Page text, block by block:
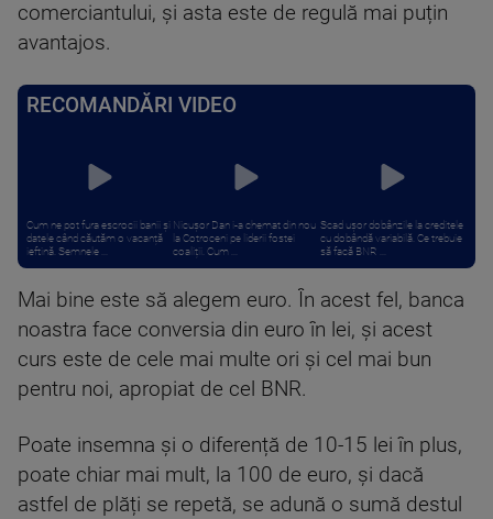
comerciantului, și asta este de regulă mai puțin
avantajos.
RECOMANDĂRI VIDEO
Cum ne pot fura escrocii banii și
datele când căutăm o vacanță
ieftină. Semnele ...
Nicușor Dan i-a chemat din nou
la Cotroceni pe liderii fostei
coaliții. Cum ...
Scad ușor dobânzile la creditele
cu dobândă variabilă. Ce trebuie
să facă BNR ...
Mai bine este să alegem euro. În acest fel, banca
noastra face conversia din euro în lei, și acest
curs este de cele mai multe ori și cel mai bun
pentru noi, apropiat de cel BNR.
Poate insemna și o diferență de 10-15 lei în plus,
poate chiar mai mult, la 100 de euro, și dacă
astfel de plăți se repetă, se adună o sumă destul